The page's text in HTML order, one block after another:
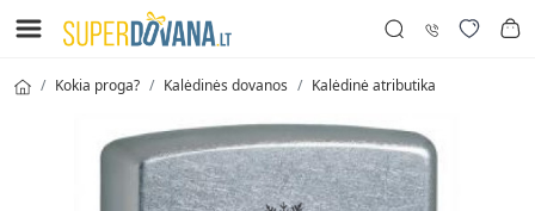
Kokia proga? Kalėdinės dovanos Kalėdinė atributika